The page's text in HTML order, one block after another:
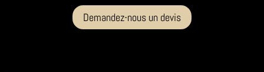
Demandez-nous un devis